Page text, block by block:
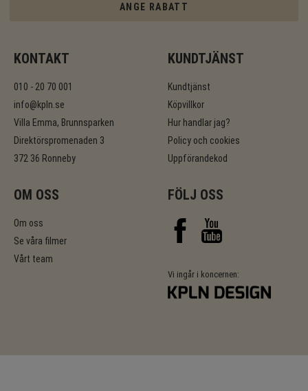
ANGE RABATT
KONTAKT
010 - 20 70 001
info@kpln.se
Villa Emma, Brunnsparken
Direktörspromenaden 3
372 36 Ronneby
KUNDTJÄNST
Kundtjänst
Köpvillkor
Hur handlar jag?
Policy och cookies
Uppförandekod
OM OSS
Om oss
Se våra filmer
Vårt team
FÖLJ OSS
Vi ingår i koncernen: